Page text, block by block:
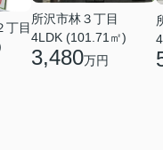
丁目
所沢市林３丁目
4LDK (101.71㎡)
3,480万円